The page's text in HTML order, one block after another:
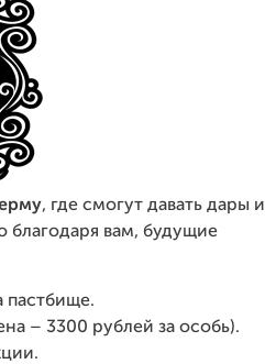
, где смогут давать дары и
благодаря вам, будущие
пастбище.
– 3300 рублей за особь).